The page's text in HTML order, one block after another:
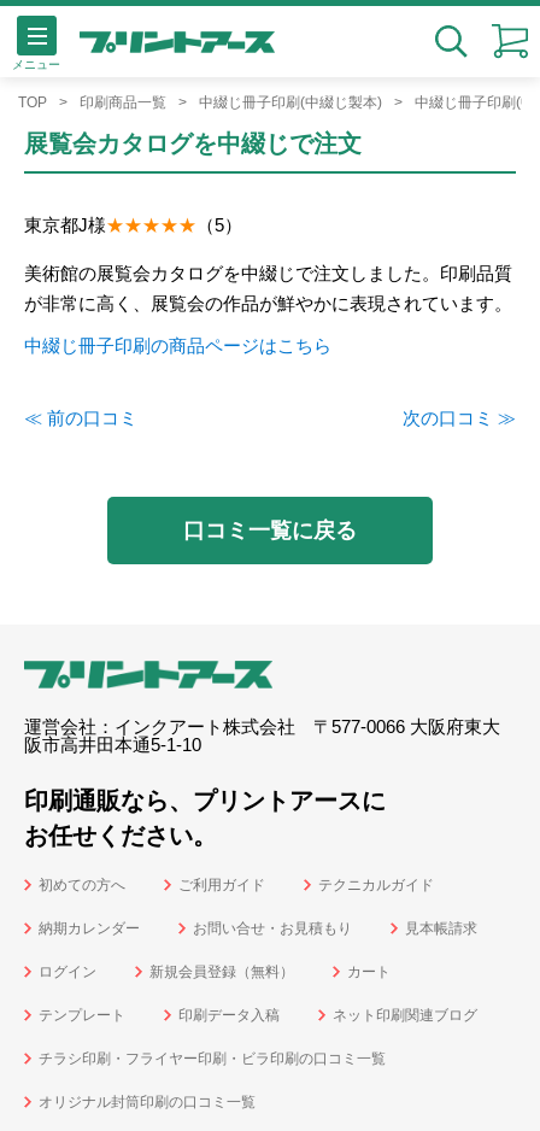
メニュー
TOP 印刷商品一覧 中綴じ冊子印刷(中綴じ製本) 中綴じ冊子印刷(
展覧会カタログを中綴じで注文
東京都J様 （5）
美術館の展覧会カタログを中綴じで注文しました。印刷品質
が非常に高く、展覧会の作品が鮮やかに表現されています。
中綴じ冊子印刷の商品ページはこちら
≪ 前の口コミ 次の口コミ ≫
口コミ一覧に戻る
運営会社：インクアート株式会社 〒577-0066 大阪府東大
阪市高井田本通5-1-10
印刷通販なら、プリントアースに
お任せください。
初めての方へ ご利用ガイド テクニカルガイド
納期カレンダー お問い合せ・お見積もり 見本帳請求
ログイン 新規会員登録（無料） カート
テンプレート 印刷データ入稿 ネット印刷関連ブログ
チラシ印刷・フライヤー印刷・ビラ印刷の口コミ一覧
オリジナル封筒印刷の口コミ一覧